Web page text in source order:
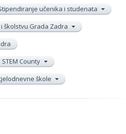
učenika i studenata
školstvu Grada Zadra
STEM County
škole